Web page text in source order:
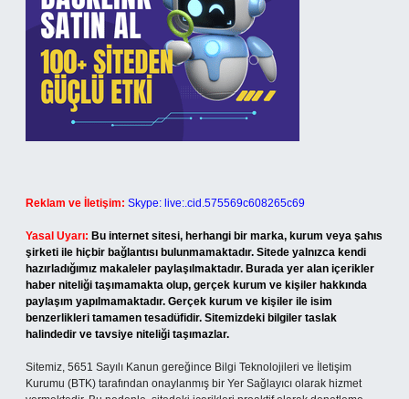
Reklam ve İletişim: Skype: live:.cid.575569c608265c69
Yasal Uyarı: Bu internet sitesi, herhangi bir marka, kurum veya şahıs
şirketi ile hiçbir bağlantısı bulunmamaktadır. Sitede yalnızca kendi
hazırladığımız makaleler paylaşılmaktadır. Burada yer alan içerikler
haber niteliği taşımamakta olup, gerçek kurum ve kişiler hakkında
paylaşım yapılmamaktadır. Gerçek kurum ve kişiler ile isim
benzerlikleri tamamen tesadüfidir. Sitemizdeki bilgiler taslak
halindedir ve tavsiye niteliği taşımazlar.
Sitemiz, 5651 Sayılı Kanun gereğince Bilgi Teknolojileri ve İletişim
Kurumu (BTK) tarafından onaylanmış bir Yer Sağlayıcı olarak hizmet